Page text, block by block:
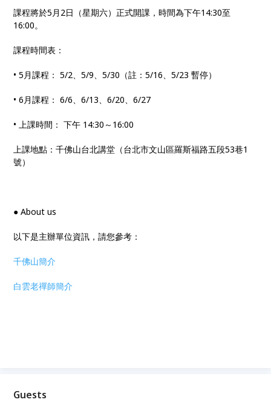
課程將於5月2日（星期六）正式開課，時間為下午14:30至
16:00。
課程時間表：
• 5月課程： 5/2、5/9、5/30（註：5/16、5/23 暫停）
• 6月課程： 6/6、6/13、6/20、6/27
• 上課時間： 下午 14:30～16:00
上課地點：千佛山台北講堂（台北市文山區羅斯福路五段53巷1
號）
● About us
以下是主辦單位資訊，請您參考：
千佛山簡介
白雲老禪師簡介
Guests